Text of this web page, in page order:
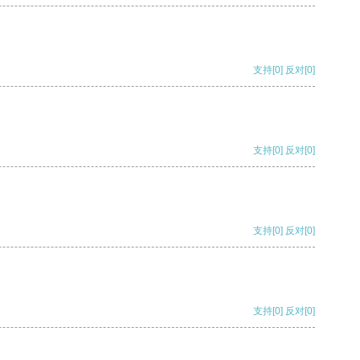
支持[0] 反对[0]
支持[0] 反对[0]
支持[0] 反对[0]
支持[0] 反对[0]